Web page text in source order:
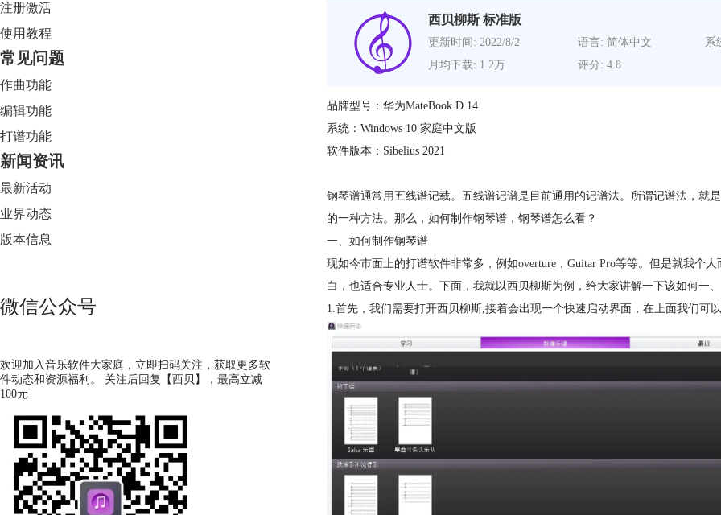
注册激活
使用教程
常见问题
作曲功能
编辑功能
打谱功能
新闻资讯
最新活动
业界动态
版本信息
微信公众号
欢迎加入音乐软件大家庭，立即扫码关注，获取更多软
件动态和资源福利。 关注后回复【西贝】，最高立减
100元
西贝柳斯 标准版
更新时间: 2022/8/2 语言: 简体中文
系
月均下载: 1.2万
评分: 4.8
品牌型号：华为MateBook D 14
系统：Windows 10 家庭中文版
软件版本：Sibelius 2021
钢琴谱通常用五线谱记载。五线谱记谱是目前通用的记谱法。所谓记谱法，就
的一种方法。那么，如何制作钢琴谱，钢琴谱怎么看？
一、如何制作钢琴谱
现如今市面上的打谱软件非常多，例如overture ， Guitar Pro等等。但是就我个
白，也适合专业人士。下面，我就以西贝柳斯为例，给大家讲解一下该如何一
1.首先，我们需要打开西贝柳斯,接着会出现一个快速启动界面，在上面我们可